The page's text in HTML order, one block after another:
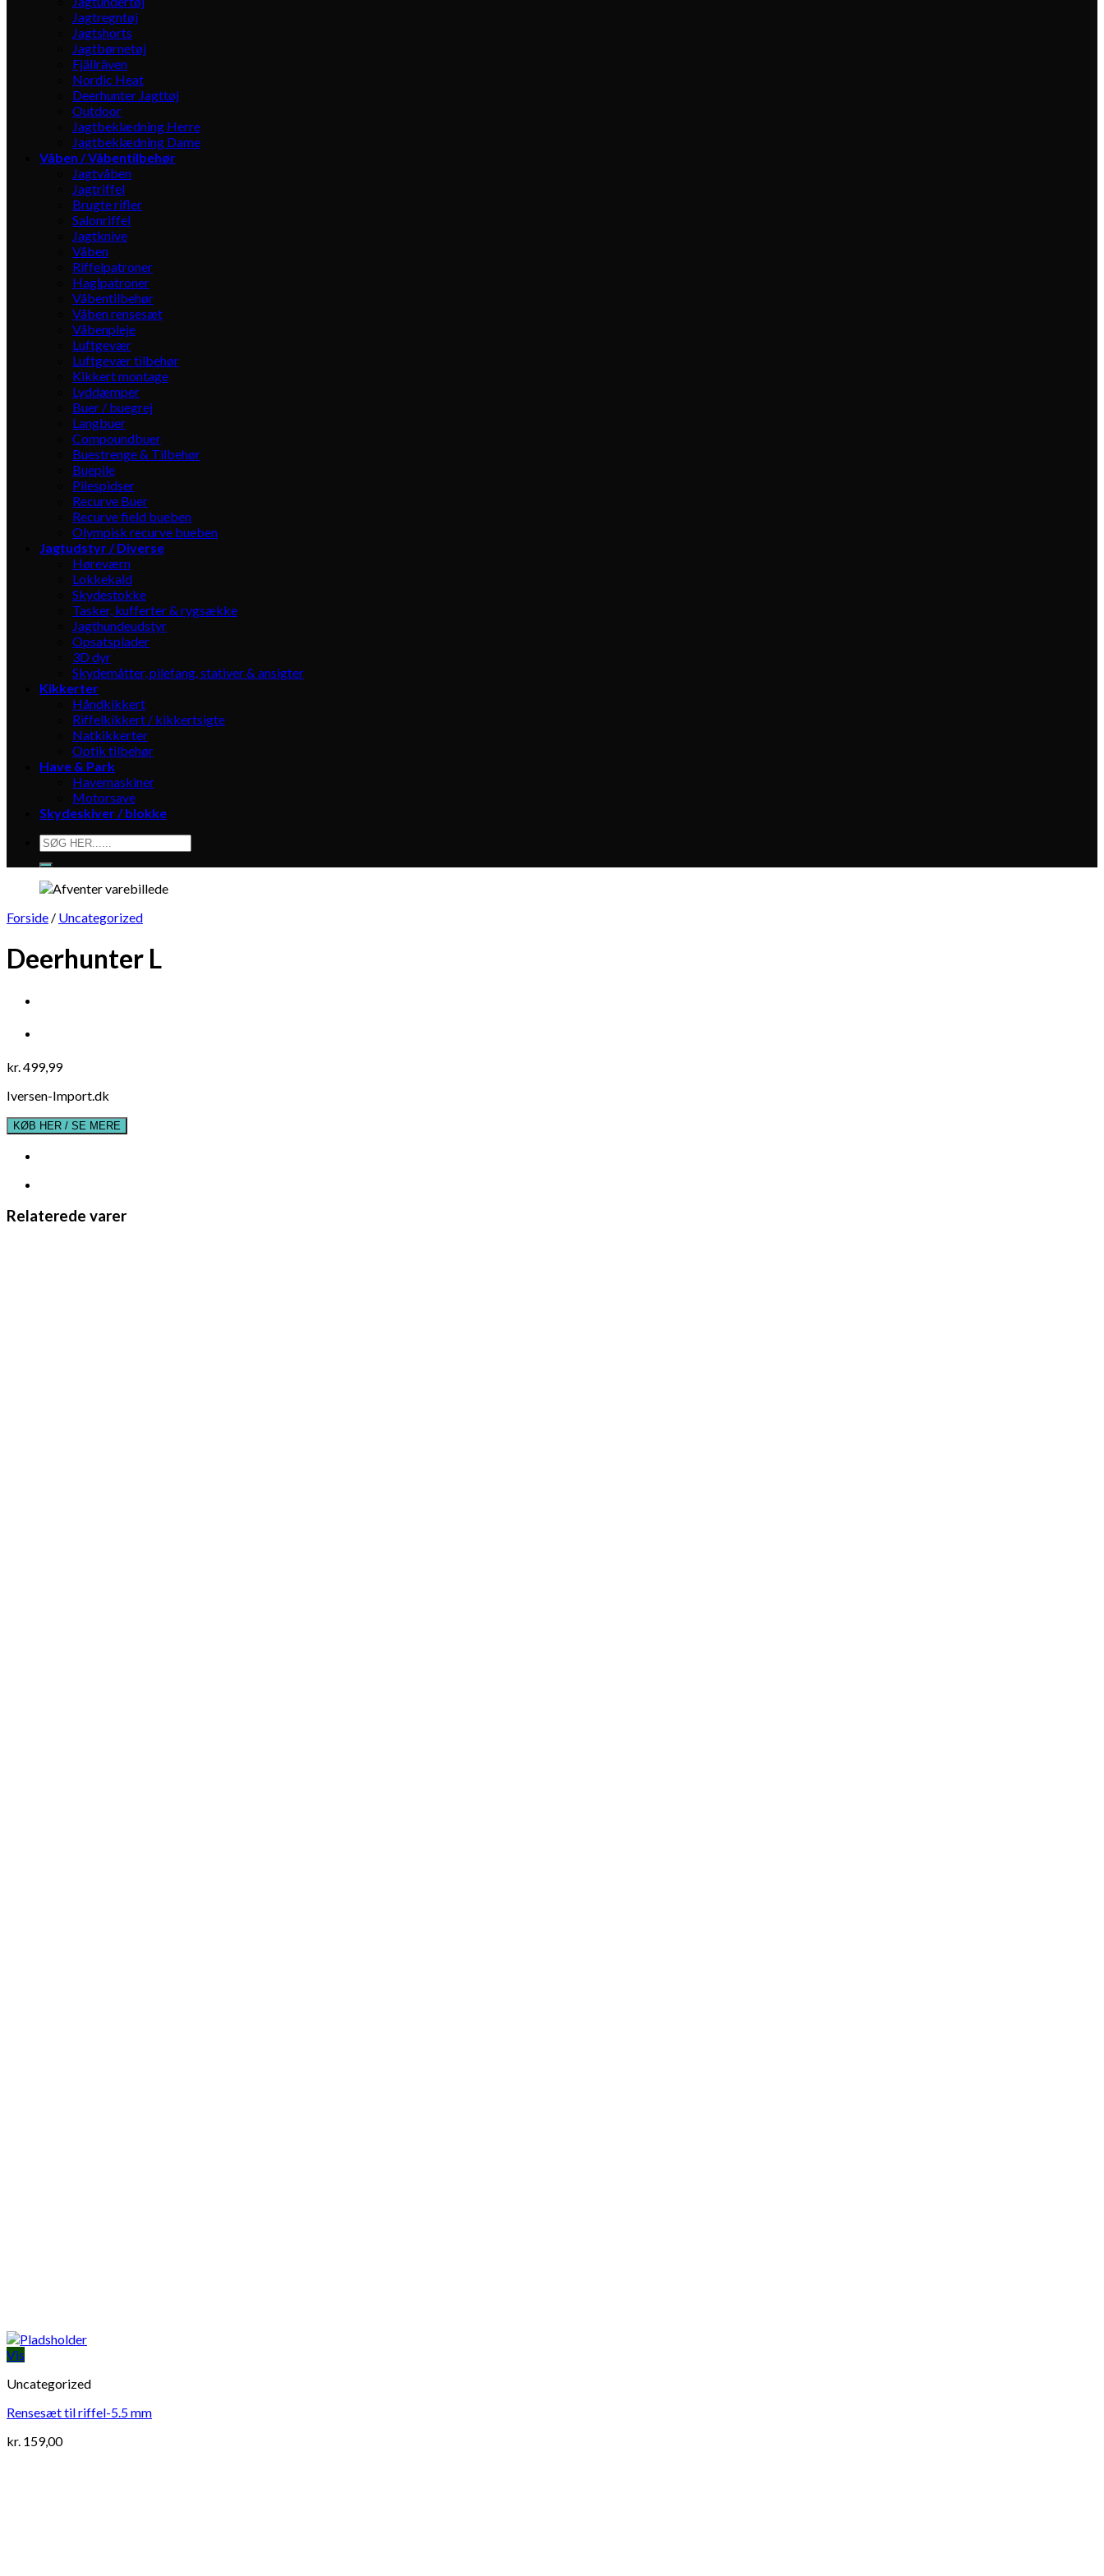
Jagtregntøj
Jagtshorts
Jagtbørnetøj
Fjällräven
Nordic Heat
Deerhunter Jagttøj
Outdoor
Jagtbeklædning Herre
Jagtbeklædning Dame
Våben / Våbentilbehør
Jagtvåben
Jagtriffel
Brugte rifler
Salonriffel
Jagtknive
Våben
Riffelpatroner
Haglpatroner
Våbentilbehør
Våben rensesæt
Våbenpleje
Luftgevær
Luftgevær tilbehør
Kikkert montage
Lyddæmper
Buer / buegrej
Langbuer
Compoundbuer
Buestrenge & Tilbehør
Buepile
Pilespidser
Recurve Buer
Recurve field bueben
Olympisk recurve bueben
Jagtudstyr / Diverse
Høreværn
Lokkekald
Skydestokke
Tasker, kufferter & rygsække
Jagthundeudstyr
Opsatsplader
3D dyr
Skydemåtter, pilefang, stativer & ansigter
Kikkerter
Håndkikkert
Riffelkikkert / kikkertsigte
Natkikkerter
Optik tilbehør
Have & Park
Havemaskiner
Motorsave
Skydeskiver / blokke
Søg
efter:
Forside / Uncategorized
Deerhunter L
kr. 499,99
Iversen-Import.dk
KØB HER / SE MERE
Relaterede varer
Vis
Uncategorized
Rensesæt til riffel-5.5 mm
kr. 159,00